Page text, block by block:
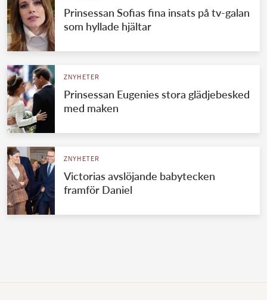
Prinsessan Sofias fina insats på tv-galan
som hyllade hjältar
ZNYHETER
Prinsessan Eugenies stora glädjebesked
med maken
ZNYHETER
Victorias avslöjande babytecken
framför Daniel